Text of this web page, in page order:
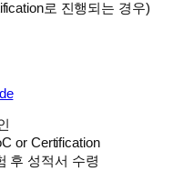
로 진행되는 경우)
or Certification
후 성적서 수령